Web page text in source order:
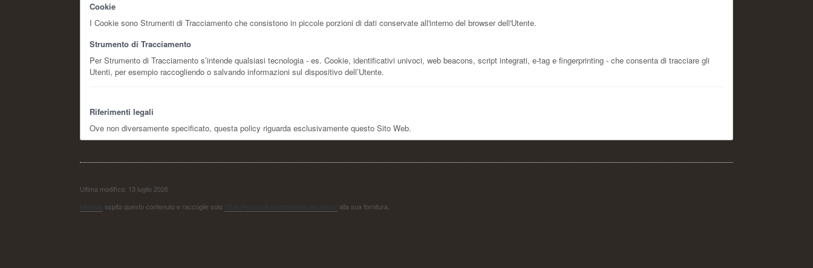
Cookie
I Cookie sono Strumenti di Tracciamento che consistono in piccole porzioni di dati conservate all'interno del browser dell'Utente.
Strumento di Tracciamento
Per Strumento di Tracciamento s’intende qualsiasi tecnologia - es. Cookie, identificativi univoci, web beacons, script integrati, e-tag e fingerprinting - che consenta di tracciare gli
Utenti, per esempio raccogliendo o salvando informazioni sul dispositivo dell’Utente.
Riferimenti legali
Ove non diversamente specificato, questa policy riguarda esclusivamente questo Sito Web.
Ultima modifica: 13 luglio 2026
iubenda ospita questo contenuto e raccoglie solo i Dati Personali strettamente necessari alla sua fornitura.